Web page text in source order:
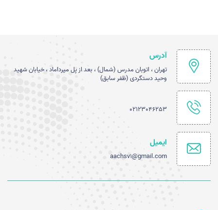
آدرس
تهران ، اتوبان مدرس (شمال) ، بعد از پل میرداماد ، خیابان شهید
وحید دستگردی (ظفر سابق)
02123046253
ایمیل
aachsv1@gmail.com